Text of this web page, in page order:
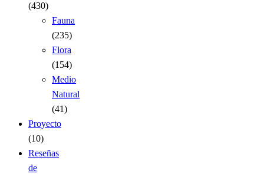
(430)
Fauna
(235)
Flora
(154)
Medio
Natural
(41)
Proyecto
(10)
Reseñas
de